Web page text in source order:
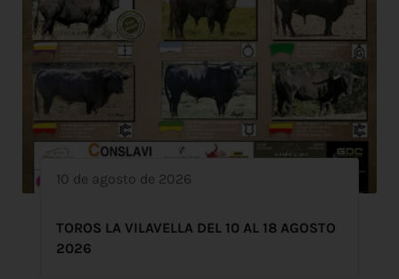
10 de agosto de 2026
TOROS LA VILAVELLA DEL 10 AL 18 AGOSTO
2026